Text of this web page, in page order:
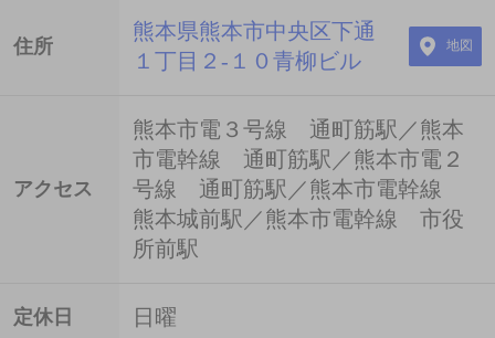
住所
熊本県熊本市中央区下通
１丁目２-１０青柳ビル
地図
アクセス
熊本市電３号線 通町筋駅／熊本
市電幹線 通町筋駅／熊本市電２
号線 通町筋駅／熊本市電幹線
熊本城前駅／熊本市電幹線 市役
所前駅
定休日 日曜